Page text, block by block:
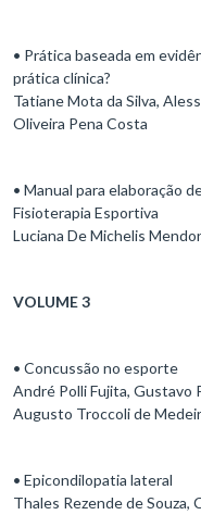
• Prática baseada em
prática clínica?
Tatiane Mota da Silva,
Oliveira Pena Costa
• Manual para elaboração
Fisioterapia Esportiva
Luciana De Michelis
VOLUME 3
• Concussão no esporte
André Polli Fujita, Gustavo
Augusto Troccoli de
• Epicondilopatia lateral
Thales Rezende de Souza,